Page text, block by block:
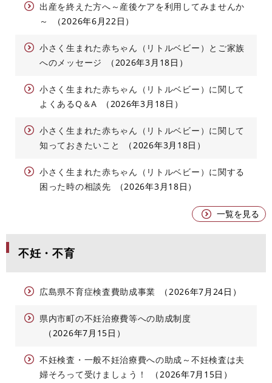
出産を終えた方へ～産後ケアを利用してみませんか
～
2026年6月22日
小さく生まれた赤ちゃん（リトルベビー）とご家族
へのメッセージ
2026年3月18日
小さく生まれた赤ちゃん（リトルベビー）に関して
よくあるQ＆A
2026年3月18日
小さく生まれた赤ちゃん（リトルベビー）に関して
知っておきたいこと
2026年3月18日
小さく生まれた赤ちゃん（リトルベビー）に関する
困った時の相談先
2026年3月18日
一覧を見る
不妊・不育
広島県不育症検査費助成事業 2026年7月24日
県内市町の不妊治療費等への助成制度
2026年7月15日
不妊検査・一般不妊治療費への助成～不妊検査は夫
婦そろって受けましょう！
2026年7月15日